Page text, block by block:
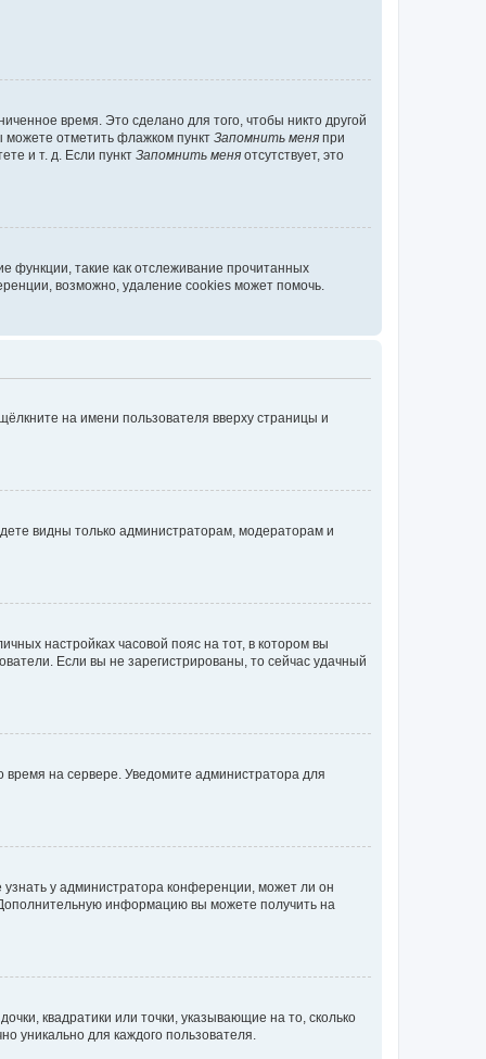
время. Это сделано для того, чтобы никто другой
можете отметить флажком пункт Запомнить меня при
и т. д. Если пункт Запомнить меня отсутствует, это
функции, такие как отслеживание прочитанных
возможно, удаление cookies может помочь.
на имени пользователя вверху страницы и
видны только администраторам, модераторам и
настройках часовой пояс на тот, в котором вы
Если вы не зарегистрированы, то сейчас удачный
время на сервере. Уведомите администратора для
у администратора конференции, может ли он
информацию вы можете получить на
квадратики или точки, указывающие на то, сколько
уникально для каждого пользователя.